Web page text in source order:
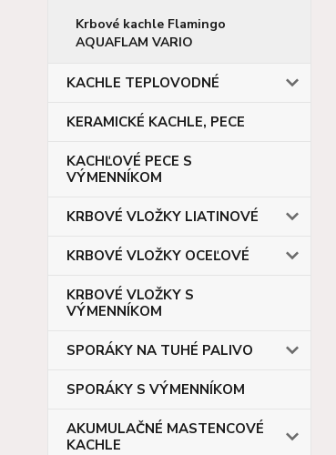
Krbové kachle Flamingo
AQUAFLAM VARIO
KACHLE TEPLOVODNÉ
KERAMICKÉ KACHLE, PECE
KACHĽOVÉ PECE S
VÝMENNÍKOM
KRBOVÉ VLOŽKY LIATINOVÉ
KRBOVÉ VLOŽKY OCEĽOVÉ
KRBOVÉ VLOŽKY S
VÝMENNÍKOM
SPORÁKY NA TUHÉ PALIVO
SPORÁKY S VÝMENNÍKOM
AKUMULAČNÉ MASTENCOVÉ
KACHLE